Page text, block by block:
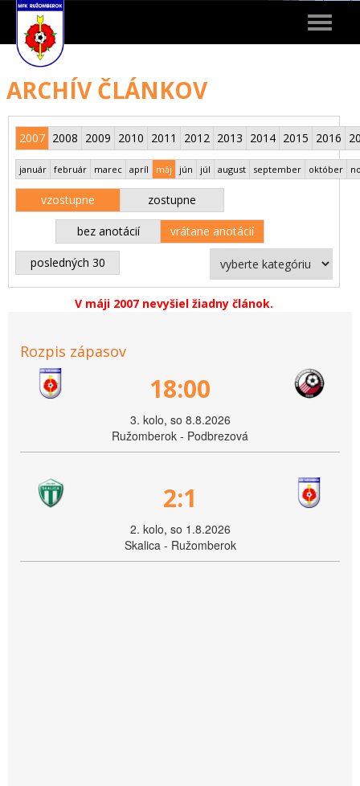
Toggle
ARCHÍV ČLÁNKOV
2007 2008 2009 2010 2011 2012 2013 2014 2015 2016
január február marec apríl máj jún júl august september október
vzostupne zostupne
bez anotácií vrátane anotácií
posledných 30
V máji 2007 nevyšiel žiadny článok.
Rozpis zápasov
18:00
3. kolo, so 8.8.2026
Ružomberok - Podbrezová
2:1
2. kolo, so 1.8.2026
Skalica - Ružomberok